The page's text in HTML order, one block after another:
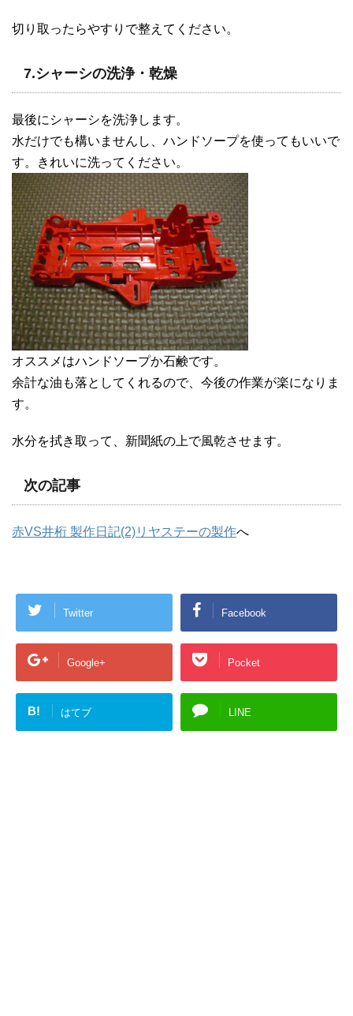
切り取ったらやすりで整えてください。
7.シャーシの洗浄・乾燥
最後にシャーシを洗浄します。
水だけでも構いませんし、ハンドソープを使ってもいいで
す。きれいに洗ってください。
オススメはハンドソープか石鹸です。
余計な油も落としてくれるので、今後の作業が楽になりま
す。
水分を拭き取って、新聞紙の上で風乾させます。
次の記事
赤VS井桁 製作日記(2)リヤステーの製作へ
Twitter Facebook
Google+ Pocket
B! はてブ LINE